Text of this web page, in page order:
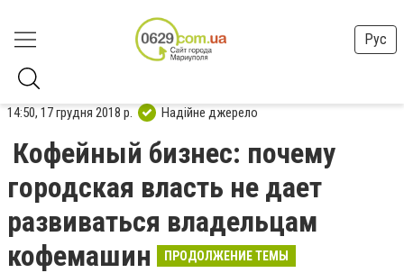
Рус
14:50, 17 грудня 2018 р. Надійне джерело
Кофейный бизнес: почему
городская власть не дает
развиваться владельцам
кофемашин
ПРОДОЛЖЕНИЕ ТЕМЫ